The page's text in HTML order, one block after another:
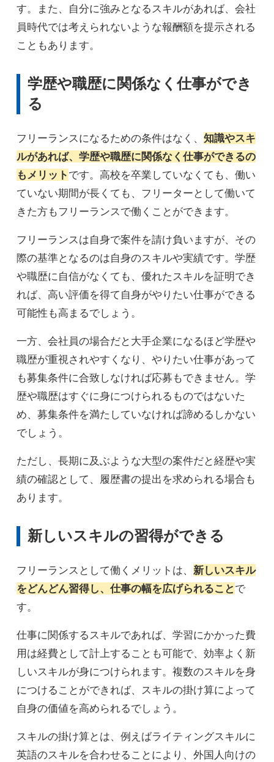
す。また、自分に強みとなるスキルがあれば、会社
員時代では考えられないような報酬額を提示される
こともあります。
学歴や職歴に関係なく仕事ができ
る
フリーランスになるための条件はなく、 知識やスキ
ルがあれば、学歴や職歴に関係なく仕事ができるの
もメリット です。高校を卒業していなくても、働い
ていない期間が長くても、フリーターとして働いて
きた方もフリーランスで働くことができます。
フリーランスは自身で案件を請け負いますが、その
際の基準となるのは自身のスキルや実績です。学歴
や職歴に自信がなくても、優れたスキルを証明でき
れば、高い評価を得て自身がやりたい仕事ができる
可能性も高まるでしょう。
一方、会社員の場合だと大手企業になるほど学歴や
職歴が重視されやすくなり、やりたい仕事があって
も募集条件に合致しなければ応募もできません。学
歴や職歴はすぐに身につけられるものではないた
め、募集条件を満たしていなければ諦めるしかない
でしょう。
ただし、長期に及ぶような大型の案件だと経歴や実
績の確認として、履歴書の提出を求められる場合も
あります。
新しいスキルの習得ができる
フリーランスとして働くメリットは、 新しいスキル
をどんどん習得し、仕事の幅を広げられること で
す。
仕事に関係するスキルであれば、学習にかかった費
用は経費として計上することも可能で、効率よく新
しいスキルが身につけられます。複数のスキルを身
につけることができれば、スキルの掛け算によって
自身の価値を高められるでしょう。
スキルの掛け算とは、例えばライティングスキルに
英語のスキルを合わせることにより、外国人向けの